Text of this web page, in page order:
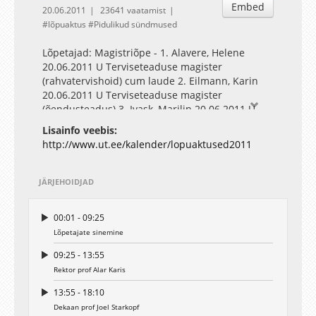
Embed
20.06.2011
23641 vaatamist
lõpuaktus
Pidulikud sündmused
Lõpetajad: Magistriõpe - 1. Alavere, Helene
20.06.2011 U Terviseteaduse magister
(rahvatervishoid) cum laude 2. Eilmann, Karin
20.06.2011 U Terviseteaduse magister
(õendusteadus) 3. Ivask, Marilin 20.06.2011 U
Loodusteaduse magister (biomeditsiin) cum
laude 4. Kivistik, Alice 20.06.2011 U
Terviseteaduse magister (rahvatervishoid) 5.
magister (õendusteadus) 6. Leidmaa, Este
Terviseteaduse magister (õendusteadus) 8.
Leppsaar, Lilia 20.06.2011 U Terviseteaduse
magister (õendusteadus) 9. Liiv, Joanna
20.06.2011 U Loodusteaduse magister
(biomeditsiin) cum laude 10. Liivlaid, Hedi
20.06.2011 U Terviseteaduse magister
(rahvatervishoid) 11. Linnuste, Indrek 20.06.2011
Lisainfo veebis:
http://www.ut.ee/kalender/lopuaktused2011
JÄRJEHOIDJAD
00:01 - 09:25
Lõpetajate sinemine
09:25 - 13:55
Rektor prof Alar Karis
13:55 - 18:10
Dekaan prof Joel Starkopf